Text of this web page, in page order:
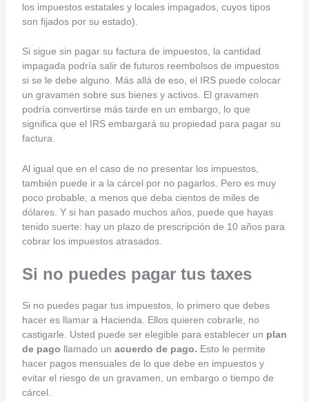
los impuestos estatales y locales impagados, cuyos tipos
son fijados por su estado).
Si sigue sin pagar su factura de impuestos, la cantidad
impagada podría salir de futuros reembolsos de impuestos
si se le debe alguno. Más allá de eso, el IRS puede colocar
un gravamen sobre sus bienes y activos. El gravamen
podría convertirse más tarde en un embargo, lo que
significa que el IRS embargará su propiedad para pagar su
factura.
Al igual que en el caso de no presentar los impuestos,
también puede ir a la cárcel por no pagarlos. Pero es muy
poco probable, a menos que deba cientos de miles de
dólares. Y si han pasado muchos años, puede que hayas
tenido suerte: hay un plazo de prescripción de 10 años para
cobrar los impuestos atrasados.
Si no puedes pagar tus taxes
Si no puedes pagar tus impuestos, lo primero que debes
hacer es llamar a Hacienda. Ellos quieren cobrarle, no
castigarle. Usted puede ser elegible para establecer un plan
de pago llamado un acuerdo de pago. Esto le permite
hacer pagos mensuales de lo que debe en impuestos y
evitar el riesgo de un gravamen, un embargo o tiempo de
cárcel.